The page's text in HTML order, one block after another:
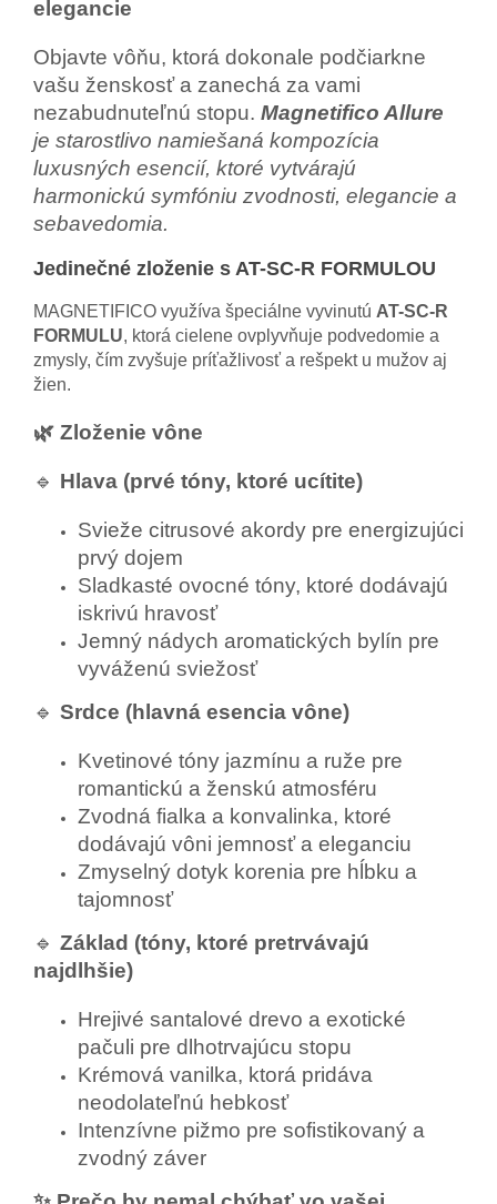
elegancie
Objavte vôňu, ktorá dokonale podčiarkne
vašu ženskosť a zanechá za vami
nezabudnuteľnú stopu. Magnetifico Allure
je starostlivo namiešaná kompozícia
luxusných esencií, ktoré vytvárajú
harmonickú symfóniu zvodnosti, elegancie a
sebavedomia.
Jedinečné zloženie s AT-SC-R FORMULOU
MAGNETIFICO využíva špeciálne vyvinutú AT-SC-R
FORMULU, ktorá cielene ovplyvňuje podvedomie a
zmysly, čím zvyšuje príťažlivosť a rešpekt u mužov aj
žien.
🌿 Zloženie vône
🔹 Hlava (prvé tóny, ktoré ucítite)
Svieže citrusové akordy pre energizujúci
prvý dojem
Sladkasté ovocné tóny, ktoré dodávajú
iskrivú hravosť
Jemný nádych aromatických bylín pre
vyváženú sviežosť
🔹 Srdce (hlavná esencia vône)
Kvetinové tóny jazmínu a ruže pre
romantickú a ženskú atmosféru
Zvodná fialka a konvalinka, ktoré
dodávajú vôni jemnosť a eleganciu
Zmyselný dotyk korenia pre hĺbku a
tajomnosť
🔹 Základ (tóny, ktoré pretrvávajú
najdlhšie)
Hrejivé santalové drevo a exotické
pačuli pre dlhotrvajúcu stopu
Krémová vanilka, ktorá pridáva
neodolateľnú hebkosť
Intenzívne pižmo pre sofistikovaný a
zvodný záver